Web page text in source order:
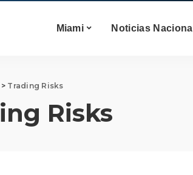
Miami Noticias Nacional
> Trading Risks
Risks